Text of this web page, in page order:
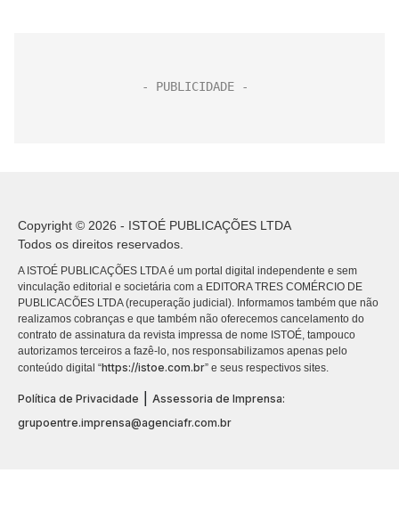
Copyright © 2026 - ISTOÉ PUBLICAÇÕES LTDA
Todos os direitos reservados.
A ISTOÉ PUBLICAÇÕES LTDA é um portal digital independente e sem
vinculação editorial e societária com a EDITORA TRES COMÉRCIO DE
PUBLICACÕES LTDA (recuperação judicial). Informamos também que não
realizamos cobranças e que também não oferecemos cancelamento do
contrato de assinatura da revista impressa de nome ISTOÉ, tampouco
autorizamos terceiros a fazê-lo, nos responsabilizamos apenas pelo
conteúdo digital “https://istoe.com.br” e seus respectivos sites.
Política de Privacidade
Assessoria de Imprensa:
grupoentre.imprensa@agenciafr.com.br